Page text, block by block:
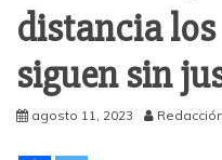
distancia
siguen sin
agosto 11, 2023 Redacción